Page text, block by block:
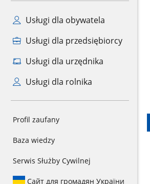
Usługi dla obywatela
Usługi dla przedsiębiorcy
Usługi dla urzędnika
Usługi dla rolnika
Profil zaufany
Baza wiedzy
Serwis Służby Cywilnej
Сайт для громадян України